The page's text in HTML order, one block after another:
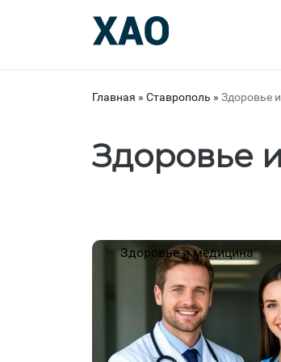
Главная » Ставрополь » Здоровье
Здоровье
Здоровье и медицина